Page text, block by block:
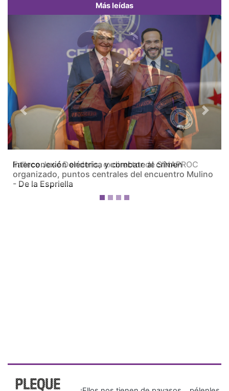
Más leídas
Fallece José Donderis, exdirector de SINAPROC
Previous Next